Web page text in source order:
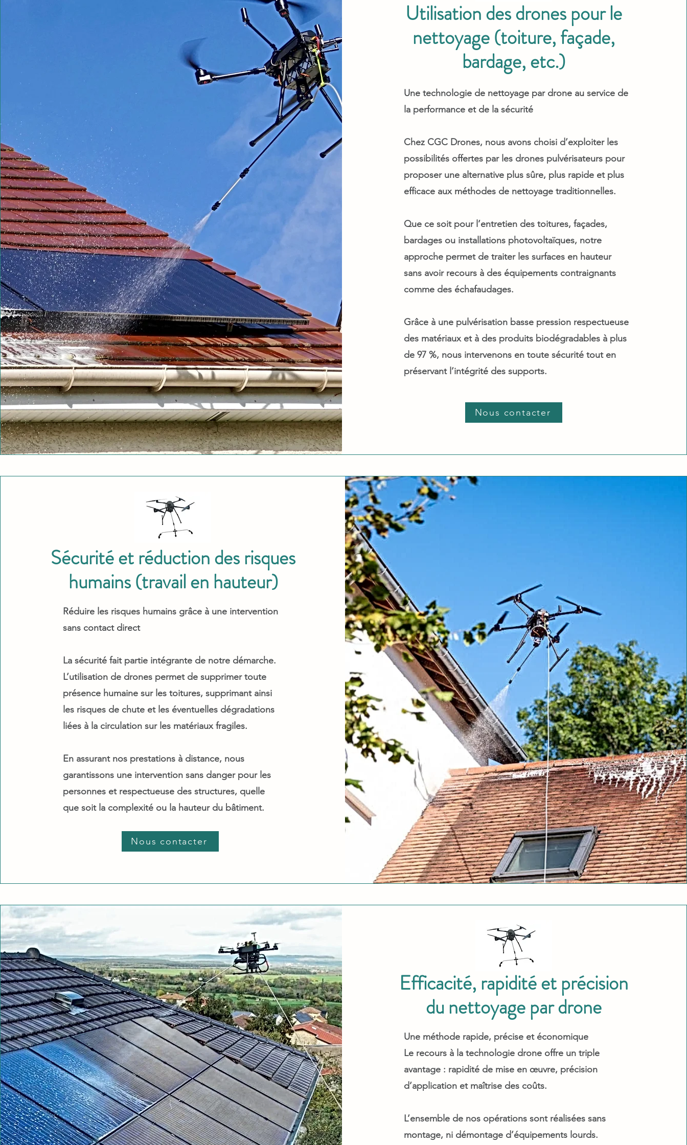
Utilisation des drones pour le
nettoyage (toiture, façade,
bardage, etc.)
Une technologie de nettoyage par drone au service de
la performance et de la sécurité
Chez CGC Drones, nous avons choisi d’exploiter les
possibilités offertes par les drones pulvérisateurs pour
proposer une alternative plus sûre, plus rapide et plus
efficace aux méthodes de nettoyage traditionnelles.
Que ce soit pour l’entretien des toitures, façades,
bardages ou installations photovoltaïques, notre
approche permet de traiter les surfaces en hauteur
sans avoir recours à des équipements contraignants
comme des échafaudages.
Grâce à une pulvérisation basse pression respectueuse
des matériaux et à des produits biodégradables à plus
de 97 %, nous intervenons en toute sécurité tout en
préservant l’intégrité des supports.
Nous contacter
Sécurité et réduction des risques
humains (travail en hauteur)
Réduire les risques humains grâce à une intervention
sans contact direct
La sécurité fait partie intégrante de notre démarche.
L’utilisation de drones permet de supprimer toute
présence humaine sur les toitures, supprimant ainsi
les risques de chute et les éventuelles dégradations
liées à la circulation sur les matériaux fragiles.
En assurant nos prestations à distance, nous
garantissons une intervention sans danger pour les
personnes et respectueuse des structures, quelle
que soit la complexité ou la hauteur du bâtiment.
Nous contacter
Efficacité, rapidité et précision
du nettoyage par drone
Une méthode rapide, précise et économique
Le recours à la technologie drone offre un triple
avantage : rapidité de mise en œuvre, précision
d’application et maîtrise des coûts.
L’ensemble de nos opérations sont réalisées sans
montage, ni démontage d’équipements lourds.